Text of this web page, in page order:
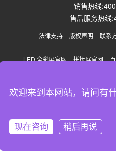
销售热线
售后服务热线
法律支持 版权声明 联系
LED 全彩屏官网 拼接屏官网
沪ICP备
欢迎来到本网站，请问有
现在咨询 稍后再说